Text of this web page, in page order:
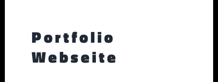
Portfolio
Webseite